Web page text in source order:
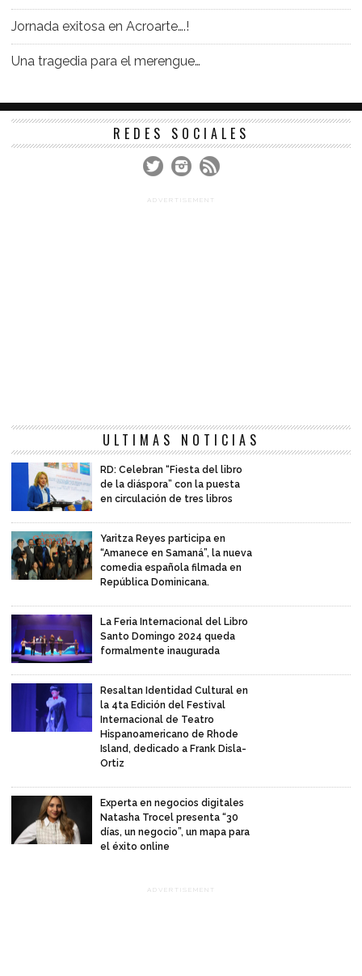
Jornada exitosa en Acroarte….!
Una tragedia para el merengue…
REDES SOCIALES
ADVERTISEMENT
ULTIMAS NOTICIAS
RD: Celebran “Fiesta del libro
de la diáspora” con la puesta
en circulación de tres libros
Yaritza Reyes participa en
“Amanece en Samaná”, la nueva
comedia española filmada en
República Dominicana.
La Feria Internacional del Libro
Santo Domingo 2024 queda
formalmente inaugurada
Resaltan Identidad Cultural en
la 4ta Edición del Festival
Internacional de Teatro
Hispanoamericano de Rhode
Island, dedicado a Frank Disla-
Ortiz
Experta en negocios digitales
Natasha Trocel presenta “30
días, un negocio”, un mapa para
el éxito online
ADVERTISEMENT